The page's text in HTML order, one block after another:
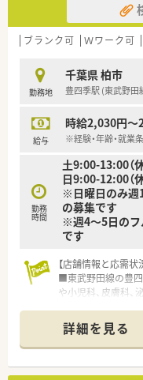
ブランク可 Ｗワーク可
勤務地
千葉県 柏市
豊四季駅 (東武野田
給与
時給2,030円～
※経験・年齢・就業
勤務
時間
土9:00-13:00（
日9:00-12:00（
※日曜日のみ週
の募集です
※週4～5日のフ
です
【店舗情報と応需状
■東武野田線の豊
や小児科、皮膚科
■処方箋枚数は1日
は正社員3名とパー
■近隣の大和田フ
り、全自動分包機
詳細を見る